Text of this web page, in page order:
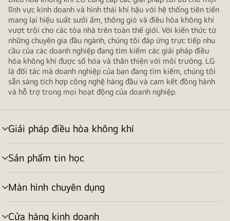
trục
tính,
tên
model
chi
tiết
lĩnh vực kinh doanh và hình thái khí hậu với hệ thống tiên tiến
mang lại hiệu suất sưởi ấm, thông gió và điều hòa không khí
vượt trội cho các tòa nhà trên toàn thế giới. Với kiến thức từ
những chuyên gia đầu ngành, chúng tôi đáp ứng trực tiếp nhu
cầu của các doanh nghiệp đang tìm kiếm các giải pháp điều
hòa không khí được số hóa và thân thiện với môi trường. LG
là đối tác mà doanh nghiệp của bạn đang tìm kiếm, chúng tôi
sẵn sàng tích hợp công nghệ hàng đầu và cam kết đồng hành
và hỗ trợ trong mọi hoạt động của doanh nghiệp.
Giải pháp điều hòa không khí
bật/tắt
menu
Sản phẩm tin học
bật/tắt
menu
Màn hình chuyên dụng
bật/tắt
menu
Cửa hàng kinh doanh